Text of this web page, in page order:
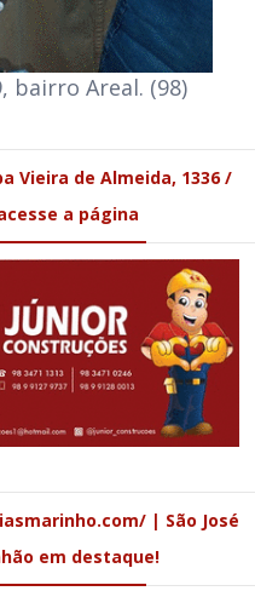
bairro Areal. (98)
Vieira de Almeida, 1336 /
a página
| São José
em destaque!